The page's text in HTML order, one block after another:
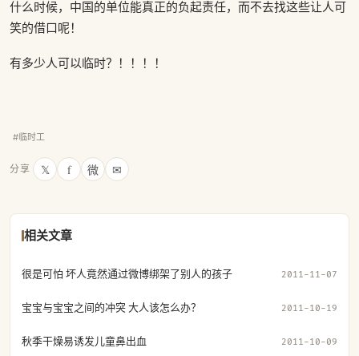
什么时候，中国的单位能真正的负起责任，而不去找这些让人可
笑的借口呢！
有多少人可以临时？！！！！
#临时工
分享 𝕏 f 微 ✉
相关文章
很是可怕 坏人竟然通过微博绑架了别人的孩子 2011-11-07
宝宝与宝宝之间的冲突 大人该怎么办？ 2011-10-19
秋季干燥易诱发儿童鼻出血 2011-10-09